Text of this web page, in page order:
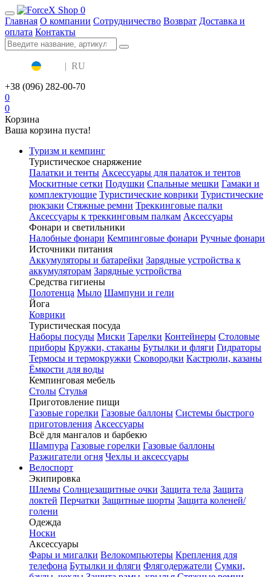
0
Главная О компании Сотрудничество Возврат Доставка и
оплата Контакты
| RU
+38 (096) 282-00-70
0
0
Корзина
Ваша корзина пуста!
Туризм и кемпинг
Туристическое снаряжение
Палатки и тенты Аксессуары для палаток и тентов
Москитные сетки Подушки Спальные мешки Гамаки и
комплектующие Туристические коврики Туристические
рюкзаки Стяжные ремни Треккинговые палки
Аксессуары к треккинговым палкам Аксессуары
Фонари и светильники
Налобные фонари Кемпинговые фонари Ручные фонари
Источники питания
Аккумуляторы и батарейки Зарядные устройства к
аккумуляторам Зарядные устройства
Средства гигиены
Полотенца Мыло Шампуни и гели
Йога
Коврики
Туристическая посуда
Наборы посуды Миски Тарелки Контейнеры Столовые
приборы Кружки, стаканы Бутылки и фляги Гидраторы
Термосы и термокружки Сковородки Кастрюли, казаны
Ёмкости для воды
Кемпинговая мебель
Столы Стулья
Приготовление пищи
Газовые горелки Газовые баллоны Системы быстрого
приготовления Аксессуары
Всё для мангалов и барбекю
Шампура Газовые горелки Газовые баллоны
Разжигатели огня Чехлы и аксессуары
Велоспорт
Экипировка
Шлемы Солнцезащитные очки Защита тела Защита
локтей Перчатки Защитные шорты Защита коленей/
голени
Одежда
Носки
Аксессуары
Фары и мигалки Велокомпьютеры Крепления для
телефона Бутылки и фляги Флягодержатели Сумки,